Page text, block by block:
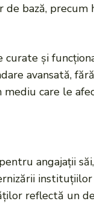
bază,
și
avansată,
care le
angajații
reflectă un